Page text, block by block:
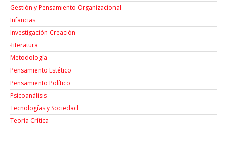
Gestión y Pensamiento Organizacional
Infancias
Investigación-Creación
Łiteratura
Metodología
Pensamiento Estético
Pensamiento Político
Psicoanálisis
Tecnologías y Sociedad
Teoría Crítica